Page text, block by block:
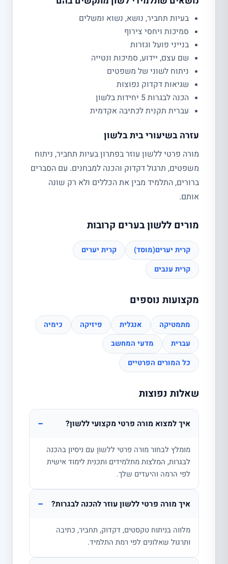
בעיות תחביר, נושא, נשוא ומשלים
סמיכות ויחסי צירוף
בנייני פועל וגזרות
שם עצם, יידוע, סמיכות ונטייה
ניתוח לשוני של משפטים
שגיאות דקדוק נפוצות
הכנה לבגרות 5 יחידות בלשון
עברית תקנית לכתיבה אקדמית
עזרה בשיעורי בית בלשון
מורה פרטי ללשון עוזר בפתרון בעיות תחביר, ניתוח
משפטים, תרגול דקדוק והכנה למבחנים. עם הסברים
ברורים, התלמיד מבין את הכללים ולא רק שונה
אותם.
מורים ללשון בערים קרובות
קרית יערים(מוסד)
קרית יערים
קרית ענבים
מקצועות נוספים
מתמטיקה אנגלית פיזיקה
כימיה
עברית
מדעי המחשב
כל המורים הפרטיים
שאלות נפוצות
איך למצוא מורה פרטי מקצועי ללשון? −
מומלץ לבחור מורה פרטי ללשון עם ניסיון בהכנה
לבגרות, המלצות מתלמידים ותכנית לימוד אישית
לפי הרמה והיעדים שלך.
איך מורה פרטי ללשון עוזר להכנה לבגרות? −
מלווה בניתוח טקסטים, דקדוק, תחביר, כתיבה
ותרגול שאלונים לפי רמת התלמיד.